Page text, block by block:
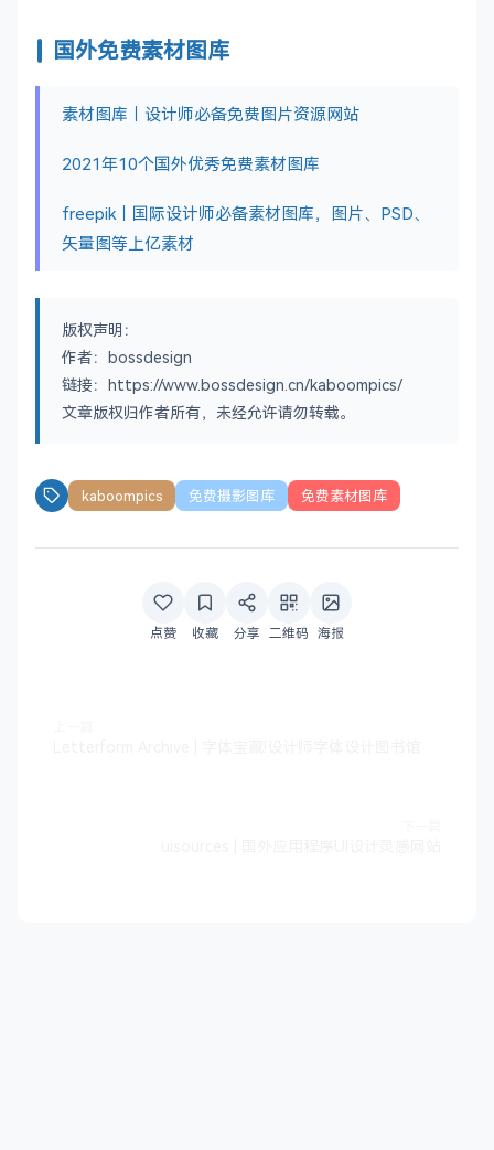
国外免费素材图库
素材图库｜设计师必备免费图片资源网站
2021年10个国外优秀免费素材图库
freepik｜国际设计师必备素材图库，图片、PSD、
矢量图等上亿素材
版权声明：
作者：bossdesign
链接：https://www.bossdesign.cn/kaboompics/
文章版权归作者所有，未经允许请勿转载。
kaboompics 免费摄影图库 免费素材图库
点赞 收藏 分享 二维码 海报